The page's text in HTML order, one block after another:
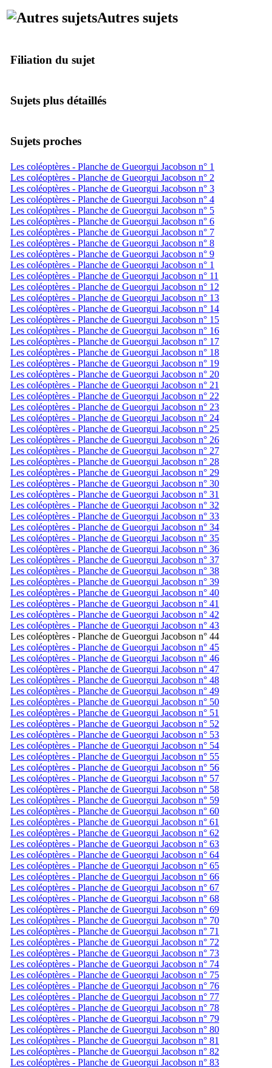
Autres sujets
Filiation du sujet
Sujets plus détaillés
Sujets proches
Les coléoptères - Planche de Gueorgui Jacobson n° 1
Les coléoptères - Planche de Gueorgui Jacobson n° 2
Les coléoptères - Planche de Gueorgui Jacobson n° 3
Les coléoptères - Planche de Gueorgui Jacobson n° 4
Les coléoptères - Planche de Gueorgui Jacobson n° 5
Les coléoptères - Planche de Gueorgui Jacobson n° 6
Les coléoptères - Planche de Gueorgui Jacobson n° 7
Les coléoptères - Planche de Gueorgui Jacobson n° 8
Les coléoptères - Planche de Gueorgui Jacobson n° 9
Les coléoptères - Planche de Gueorgui Jacobson n° 1
Les coléoptères - Planche de Gueorgui Jacobson n° 11
Les coléoptères - Planche de Gueorgui Jacobson n° 12
Les coléoptères - Planche de Gueorgui Jacobson n° 13
Les coléoptères - Planche de Gueorgui Jacobson n° 14
Les coléoptères - Planche de Gueorgui Jacobson n° 15
Les coléoptères - Planche de Gueorgui Jacobson n° 16
Les coléoptères - Planche de Gueorgui Jacobson n° 17
Les coléoptères - Planche de Gueorgui Jacobson n° 18
Les coléoptères - Planche de Gueorgui Jacobson n° 19
Les coléoptères - Planche de Gueorgui Jacobson n° 20
Les coléoptères - Planche de Gueorgui Jacobson n° 21
Les coléoptères - Planche de Gueorgui Jacobson n° 22
Les coléoptères - Planche de Gueorgui Jacobson n° 23
Les coléoptères - Planche de Gueorgui Jacobson n° 24
Les coléoptères - Planche de Gueorgui Jacobson n° 25
Les coléoptères - Planche de Gueorgui Jacobson n° 26
Les coléoptères - Planche de Gueorgui Jacobson n° 27
Les coléoptères - Planche de Gueorgui Jacobson n° 28
Les coléoptères - Planche de Gueorgui Jacobson n° 29
Les coléoptères - Planche de Gueorgui Jacobson n° 30
Les coléoptères - Planche de Gueorgui Jacobson n° 31
Les coléoptères - Planche de Gueorgui Jacobson n° 32
Les coléoptères - Planche de Gueorgui Jacobson n° 33
Les coléoptères - Planche de Gueorgui Jacobson n° 34
Les coléoptères - Planche de Gueorgui Jacobson n° 35
Les coléoptères - Planche de Gueorgui Jacobson n° 36
Les coléoptères - Planche de Gueorgui Jacobson n° 37
Les coléoptères - Planche de Gueorgui Jacobson n° 38
Les coléoptères - Planche de Gueorgui Jacobson n° 39
Les coléoptères - Planche de Gueorgui Jacobson n° 40
Les coléoptères - Planche de Gueorgui Jacobson n° 41
Les coléoptères - Planche de Gueorgui Jacobson n° 42
Les coléoptères - Planche de Gueorgui Jacobson n° 43
Les coléoptères - Planche de Gueorgui Jacobson n° 44
Les coléoptères - Planche de Gueorgui Jacobson n° 45
Les coléoptères - Planche de Gueorgui Jacobson n° 46
Les coléoptères - Planche de Gueorgui Jacobson n° 47
Les coléoptères - Planche de Gueorgui Jacobson n° 48
Les coléoptères - Planche de Gueorgui Jacobson n° 49
Les coléoptères - Planche de Gueorgui Jacobson n° 50
Les coléoptères - Planche de Gueorgui Jacobson n° 51
Les coléoptères - Planche de Gueorgui Jacobson n° 52
Les coléoptères - Planche de Gueorgui Jacobson n° 53
Les coléoptères - Planche de Gueorgui Jacobson n° 54
Les coléoptères - Planche de Gueorgui Jacobson n° 55
Les coléoptères - Planche de Gueorgui Jacobson n° 56
Les coléoptères - Planche de Gueorgui Jacobson n° 57
Les coléoptères - Planche de Gueorgui Jacobson n° 58
Les coléoptères - Planche de Gueorgui Jacobson n° 59
Les coléoptères - Planche de Gueorgui Jacobson n° 60
Les coléoptères - Planche de Gueorgui Jacobson n° 61
Les coléoptères - Planche de Gueorgui Jacobson n° 62
Les coléoptères - Planche de Gueorgui Jacobson n° 63
Les coléoptères - Planche de Gueorgui Jacobson n° 64
Les coléoptères - Planche de Gueorgui Jacobson n° 65
Les coléoptères - Planche de Gueorgui Jacobson n° 66
Les coléoptères - Planche de Gueorgui Jacobson n° 67
Les coléoptères - Planche de Gueorgui Jacobson n° 68
Les coléoptères - Planche de Gueorgui Jacobson n° 69
Les coléoptères - Planche de Gueorgui Jacobson n° 70
Les coléoptères - Planche de Gueorgui Jacobson n° 71
Les coléoptères - Planche de Gueorgui Jacobson n° 72
Les coléoptères - Planche de Gueorgui Jacobson n° 73
Les coléoptères - Planche de Gueorgui Jacobson n° 74
Les coléoptères - Planche de Gueorgui Jacobson n° 75
Les coléoptères - Planche de Gueorgui Jacobson n° 76
Les coléoptères - Planche de Gueorgui Jacobson n° 77
Les coléoptères - Planche de Gueorgui Jacobson n° 78
Les coléoptères - Planche de Gueorgui Jacobson n° 79
Les coléoptères - Planche de Gueorgui Jacobson n° 80
Les coléoptères - Planche de Gueorgui Jacobson n° 81
Les coléoptères - Planche de Gueorgui Jacobson n° 82
Les coléoptères - Planche de Gueorgui Jacobson n° 83